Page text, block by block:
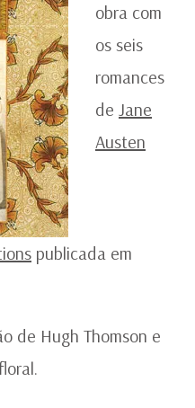
obra com
os seis
romances
de Jane
Austen
publicada em
de Hugh Thomson e